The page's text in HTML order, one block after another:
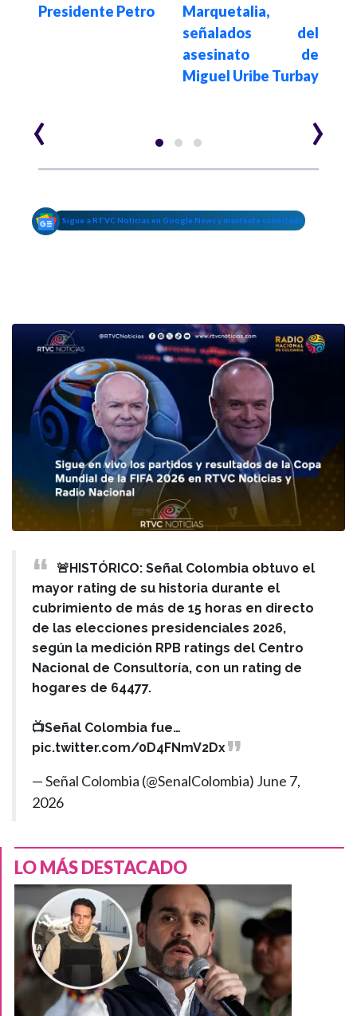
Presidente Petro
Marquetalia,
señalados del
asesinato de
Miguel Uribe Turbay
‹ ›
Sigue a RTVC Noticias en Google News y mantente conectado
🚨HISTÓRICO: Señal Colombia obtuvo el
mayor rating de su historia durante el
cubrimiento de más de 15 horas en directo
de las elecciones presidenciales 2026,
según la medición RPB ratings del Centro
Nacional de Consultoría, con un rating de
hogares de 64477.
📺Señal Colombia fue…
pic.twitter.com/0D4FNmV2Dx
— Señal Colombia (@SenalColombia) June 7,
2026
LO MÁS DESTACADO